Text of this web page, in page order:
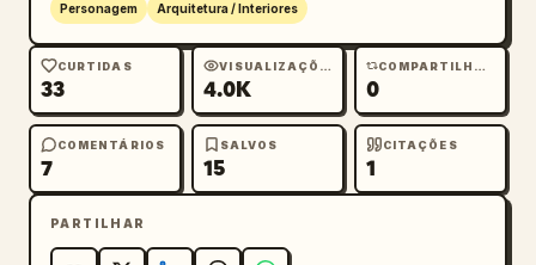
Personagem Arquitetura / Interiores
CURTIDAS
33
VISUALIZAÇÕES
4.0K
COMPARTILHAMENTOS
0
COMENTÁRIOS
7
SALVOS
15
CITAÇÕES
1
PARTILHAR